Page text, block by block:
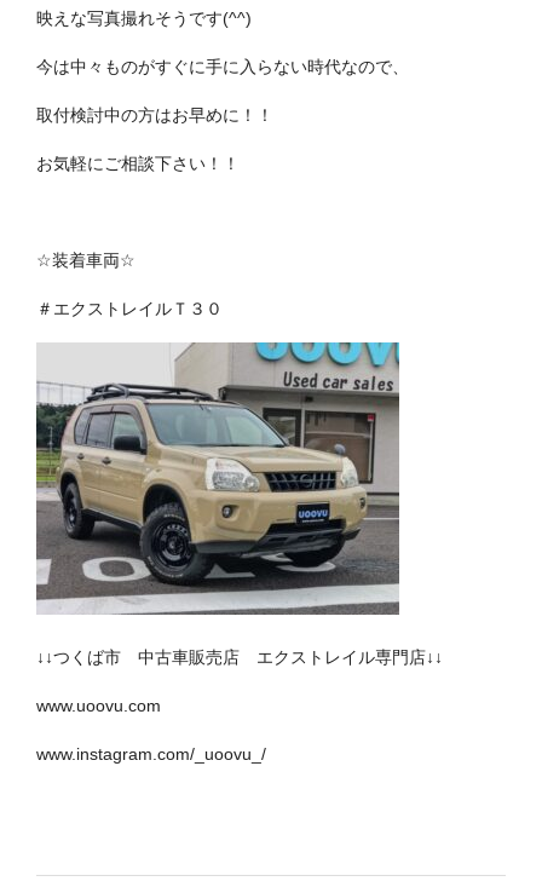
映えな写真撮れそうです(^^)
今は中々ものがすぐに手に入らない時代なので、
取付検討中の方はお早めに！！
お気軽にご相談下さい！！
☆装着車両☆
＃エクストレイルＴ３０
↓↓つくば市 中古車販売店 エクストレイル専門店↓↓
www.uoovu.com
www.instagram.com/_uoovu_/